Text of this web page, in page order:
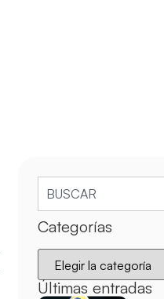
Categorías
Últimas entradas